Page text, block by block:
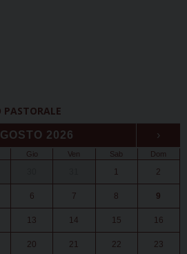
PASTORALE
2026 ›
Gio Ven Sab Dom
1 2
6 7 8 9
13 14 15 16
20 21 22 23